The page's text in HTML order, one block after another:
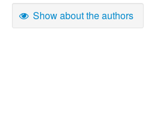
Show about the authors